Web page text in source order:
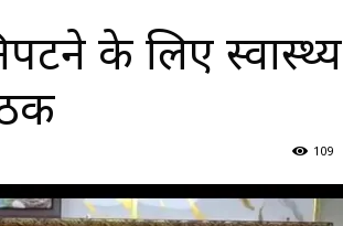
के लिए स्वास्थ्य
109